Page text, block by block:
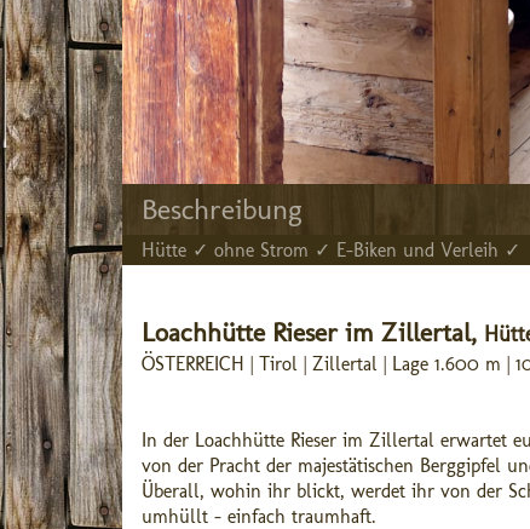
Beschreibung
Hütte ✓ ohne Strom ✓ E-Biken und Verleih ✓
Loachhütte Rieser im Zillertal,
ÖSTERREICH | Tirol | Zillertal | Lage 1.600 m |
In der Loachhütte Rieser im Zillertal erwartet
von der Pracht der majestätischen Berggipfel
Überall, wohin ihr blickt, werdet ihr von der
umhüllt - einfach traumhaft.